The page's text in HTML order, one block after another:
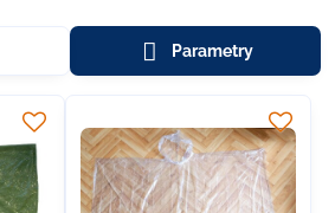
Parametry